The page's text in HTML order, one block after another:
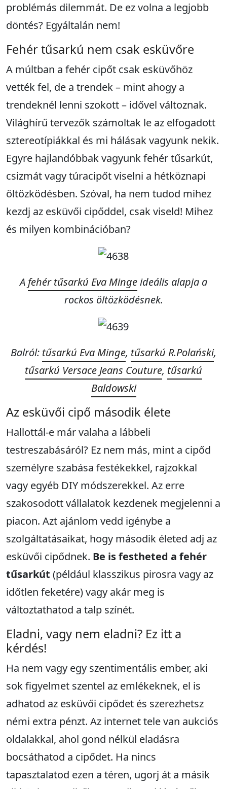
problémás dilemmát. De ez volna a legjobb
döntés? Egyáltalán nem!
Fehér tűsarkú nem csak esküvőre
A múltban a fehér cipőt csak esküvőhöz
vették fel, de a trendek – mint ahogy a
trendeknél lenni szokott – idővel változnak.
Világhírű tervezők számoltak le az elfogadott
sztereotípiákkal és mi hálásak vagyunk nekik.
Egyre hajlandóbbak vagyunk fehér tűsarkút,
csizmát vagy túracipőt viselni a hétköznapi
öltözködésben. Szóval, ha nem tudod mihez
kezdj az esküvői cipőddel, csak viseld! Mihez
és milyen kombinációban?
A fehér tűsarkú Eva Mingeideális alapja a
rockos öltözködésnek.
Balról: tűsarkú Eva Minge, tűsarkú R.Polański,
tűsarkú Versace Jeans Couture, tűsarkú
Baldowski
Az esküvői cipő második élete
Hallottál-e már valaha a lábbeli
testreszabásáról? Ez nem más, mint a cipőd
személyre szabása festékekkel, rajzokkal
vagy egyéb DIY módszerekkel. Az erre
szakosodott vállalatok kezdenek megjelenni a
piacon. Azt ajánlom vedd igénybe a
szolgáltatásaikat, hogy második életed adj az
esküvői cipődnek. Be is festheted a fehér
tűsarkút (például klasszikus pirosra vagy az
időtlen feketére) vagy akár meg is
változtathatod a talp színét.
Eladni, vagy nem eladni? Ez itt a
kérdés!
Ha nem vagy egy szentimentális ember, aki
sok figyelmet szentel az emlékeknek, el is
adhatod az esküvői cipődet és szerezhetsz
némi extra pénzt. Az internet tele van aukciós
oldalakkal, ahol gond nélkül eladásra
bocsáthatod a cipődet. Ha nincs
tapasztalatod ezen a téren, ugorj át a másik